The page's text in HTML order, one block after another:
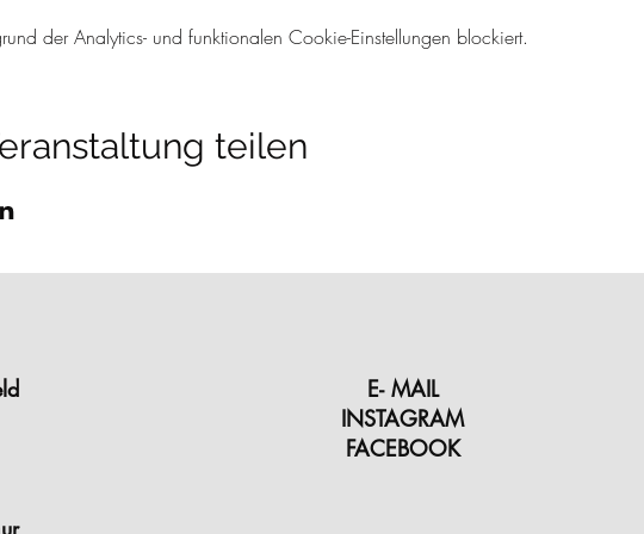
der Analytics- und funktionalen Cookie-Einstellungen blockiert.
teilen
E- MAIL
INSTAGRAM
FACEBOOK